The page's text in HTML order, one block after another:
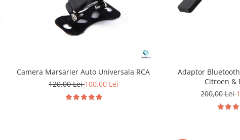
Camera Marsarier Auto Universala RCA
120,00 Lei100,00 Lei
Adaptor
Citroen &
200,00 Lei